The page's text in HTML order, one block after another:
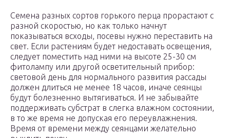
Семена разных сортов горького перца прорастают с
разной скоростью, но как только начнут
показываться всходы, посевы нужно переставить на
свет. Если растениям будет недоставать освещения,
следует поместить над ними на высоте 25-30 см
фитолампу или другой осветительный прибор:
световой день для нормального развития рассады
должен длиться не менее 18 часов, иначе сеянцы
будут болезненно вытягиваться. И не забывайте
поддерживать субстрат в слегка влажном состоянии,
в то же время не допуская его переувлажнения.
Время от времени между сеянцами желательно